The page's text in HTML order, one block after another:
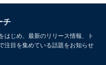
チ
はじめ、最新のリリース情報、ト
注目を集めている話題をお知らせ